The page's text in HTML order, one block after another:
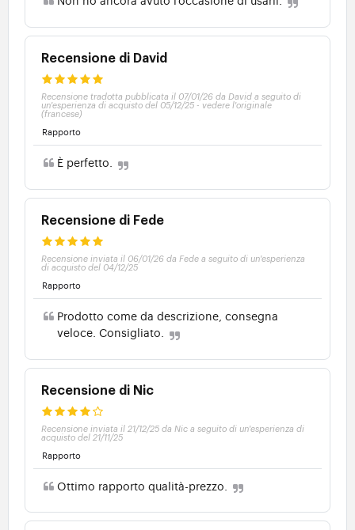
Recensione di David
Recensione tradotta pubblicata il 07/01/26 da David a seguito di
un'esperienza di acquisto del 05/12/25 - vedere l'originale
(francese)
Rapporto
È perfetto.
Recensione di Fede
Recensione inviata il 06/01/26 da Fede a seguito di un'esperienza
di acquisto del 04/12/25
Rapporto
Prodotto come da descrizione, consegna
veloce. Consigliato.
Recensione di Nic
Recensione inviata il 21/12/25 da Nic a seguito di un'esperienza di
acquisto del 21/11/25
Rapporto
Ottimo rapporto qualità-prezzo.